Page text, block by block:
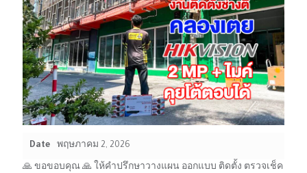
Date พฤษภาคม 2, 2026
🙏 ขอขอบคุณ 🙏 ให้คำปรึกษาวางแผน ออกแบบ ติดตั้ง ตรวจเช็ค